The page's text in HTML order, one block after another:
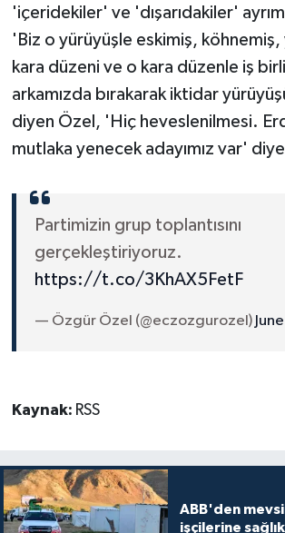
'içeridekiler' ve 'dışarıdakiler'
'Biz o yürüyüşle eskimiş, köhnemiş,
kara düzeni ve o kara düzenle iş
arkamızda bırakarak iktidar
diyen Özel, 'Hiç heveslenilmesi.
mutlaka yenecek adayımız var'
Partimizin grup toplantısını
gerçekleştiriyoruz.
https://t.co/3KhAX5FetF
— Özgür Özel (@eczozgurozel)
Kaynak: RSS
ABB'den
işçilerine